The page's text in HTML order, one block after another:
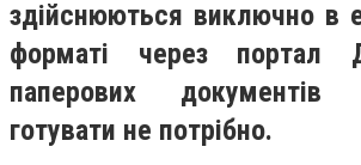
здійснюються виключно в
форматі через портал
паперових документів
готувати не потрібно.